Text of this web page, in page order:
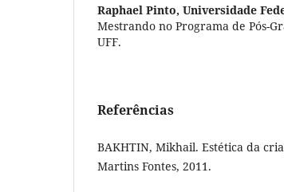
Raphael Pinto, Universidade
Mestrando no Programa de Pós-
UFF.
Referências
BAKHTIN, Mikhail. Estética da
Martins Fontes, 2011.